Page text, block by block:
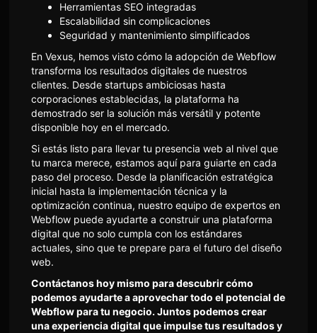
Herramientas SEO integradas
Escalabilidad sin complicaciones
Seguridad y mantenimiento simplificados
En Vexus, hemos visto cómo la adopción de Webflow
transforma los resultados digitales de nuestros
clientes. Desde startups ambiciosas hasta
corporaciones establecidas, la plataforma ha
demostrado ser la solución más versátil y potente
disponible hoy en el mercado.
Si estás listo para llevar tu presencia web al nivel que
tu marca merece, estamos aquí para guiarte en cada
paso del proceso. Desde la planificación estratégica
inicial hasta la implementación técnica y la
optimización continua, nuestro equipo de expertos en
Webflow puede ayudarte a construir una plataforma
digital que no solo cumpla con los estándares
actuales, sino que te prepare para el futuro del diseño
web.
Contáctanos hoy mismo para descubrir cómo
podemos ayudarte a aprovechar todo el potencial de
Webflow para tu negocio. Juntos podemos crear
una experiencia digital que impulse tus resultados y